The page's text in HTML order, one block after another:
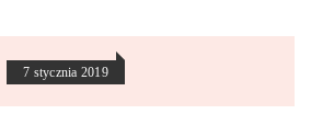
7 stycznia 2019